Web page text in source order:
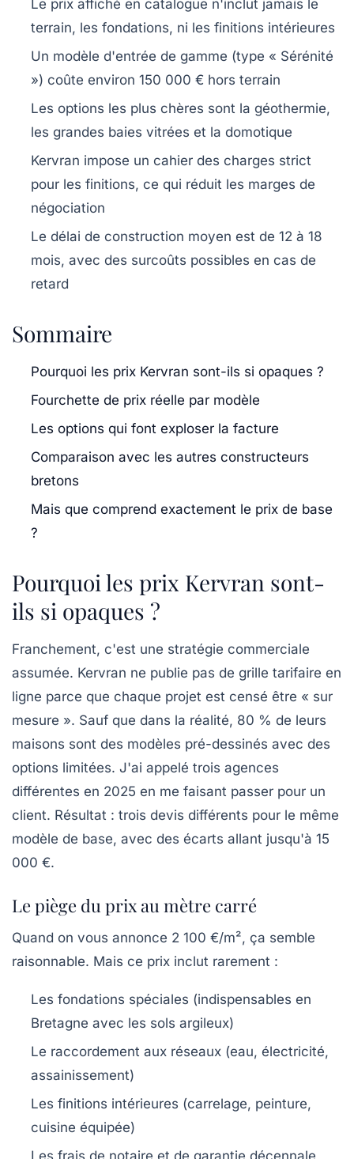
Le prix affiché en catalogue n'inclut jamais le
terrain, les fondations, ni les finitions intérieures
Un modèle d'entrée de gamme (type « Sérénité
») coûte environ 150 000 € hors terrain
Les options les plus chères sont la géothermie,
les grandes baies vitrées et la domotique
Kervran impose un cahier des charges strict
pour les finitions, ce qui réduit les marges de
négociation
Le délai de construction moyen est de 12 à 18
mois, avec des surcoûts possibles en cas de
retard
Sommaire
Pourquoi les prix Kervran sont-ils si opaques ?
Fourchette de prix réelle par modèle
Les options qui font exploser la facture
Comparaison avec les autres constructeurs
bretons
Mais que comprend exactement le prix de base
?
Pourquoi les prix Kervran sont-
ils si opaques ?
Franchement, c'est une stratégie commerciale
assumée. Kervran ne publie pas de grille tarifaire en
ligne parce que chaque projet est censé être « sur
mesure ». Sauf que dans la réalité, 80 % de leurs
maisons sont des modèles pré-dessinés avec des
options limitées. J'ai appelé trois agences
différentes en 2025 en me faisant passer pour un
client. Résultat : trois devis différents pour le même
modèle de base, avec des écarts allant jusqu'à 15
000 €.
Le piège du prix au mètre carré
Quand on vous annonce 2 100 €/m², ça semble
raisonnable. Mais ce prix inclut rarement :
Les fondations spéciales (indispensables en
Bretagne avec les sols argileux)
Le raccordement aux réseaux (eau, électricité,
assainissement)
Les finitions intérieures (carrelage, peinture,
cuisine équipée)
Les frais de notaire et de garantie décennale